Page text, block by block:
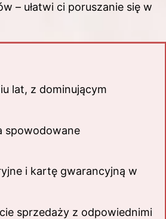
– ułatwi ci poruszanie się w
lat, z dominującym
spowodowane
i kartę gwarancyjną w
sprzedaży z odpowiednimi